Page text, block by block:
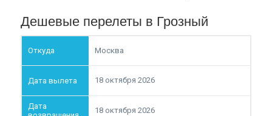
Дешевые перелеты в Грозный
Москва
18 октября 2026
18 октября 2026